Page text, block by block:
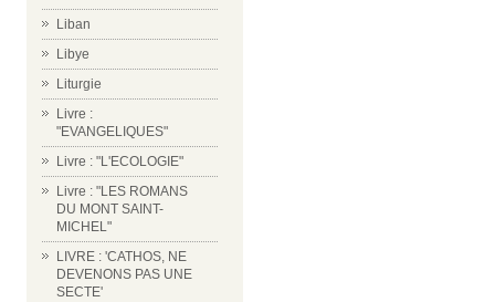
Liban
Libye
Liturgie
Livre :
"EVANGELIQUES"
Livre : "L'ECOLOGIE"
Livre : "LES ROMANS
DU MONT SAINT-
MICHEL"
LIVRE : 'CATHOS, NE
DEVENONS PAS UNE
SECTE'